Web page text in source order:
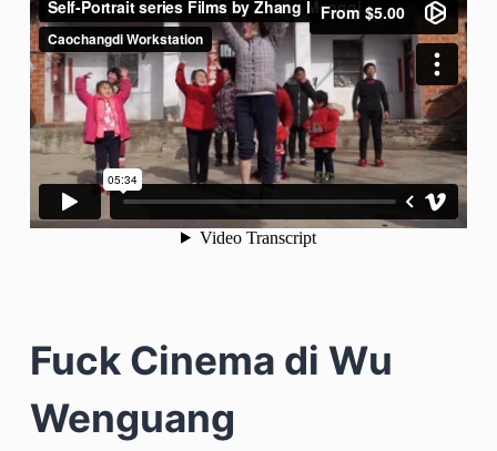
Fuck Cinema di Wu
Wenguang